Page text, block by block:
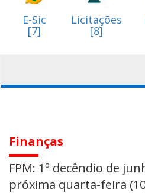
E-Sic
[7]
Licitações
[8]
Finanças
FPM: 1º decêndio de
próxima quarta-feira